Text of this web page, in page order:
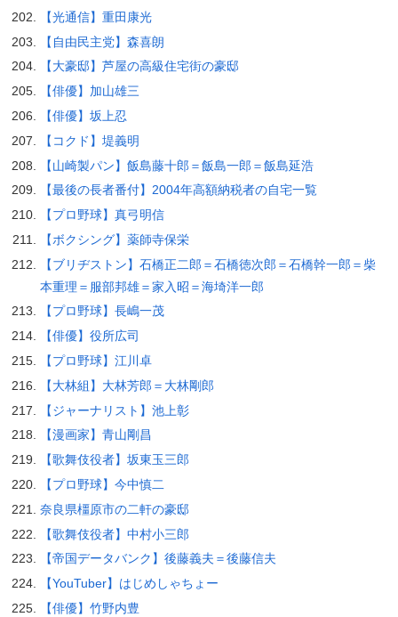
【光通信】重田康光
【自由民主党】森喜朗
【大豪邸】芦屋の高級住宅街の豪邸
【俳優】加山雄三
【俳優】坂上忍
【コクド】堤義明
【山崎製パン】飯島藤十郎＝飯島一郎＝飯島延浩
【最後の長者番付】2004年高額納税者の自宅一覧
【プロ野球】真弓明信
【ボクシング】薬師寺保栄
【ブリヂストン】石橋正二郎＝石橋徳次郎＝石橋幹一郎＝柴
本重理＝服部邦雄＝家入昭＝海埼洋一郎
【プロ野球】長嶋一茂
【俳優】役所広司
【プロ野球】江川卓
【大林組】大林芳郎＝大林剛郎
【ジャーナリスト】池上彰
【漫画家】青山剛昌
【歌舞伎役者】坂東玉三郎
【プロ野球】今中慎二
奈良県橿原市の二軒の豪邸
【歌舞伎役者】中村小三郎
【帝国データバンク】後藤義夫＝後藤信夫
【YouTuber】はじめしゃちょー
【俳優】竹野内豊